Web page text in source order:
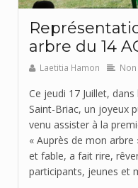
arbre du 14
Laetitia Hamon
Ce jeudi 17 Juillet,
Saint-Briac, un joyeux
venu assister à la
« Auprès de mon
et fable, a fait rire,
participants, jeunes et